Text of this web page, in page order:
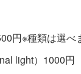
円※種類は選べ
light）1000円